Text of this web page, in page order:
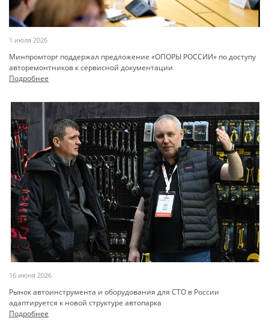
1 июля 2026
Минпромторг поддержал предложение «ОПОРЫ РОССИИ» по доступу
авторемонтников к сервисной документации
Подробнее
16 июня 2026
Рынок автоинструмента и оборудования для СТО в России
адаптируется к новой структуре автопарка
Подробнее